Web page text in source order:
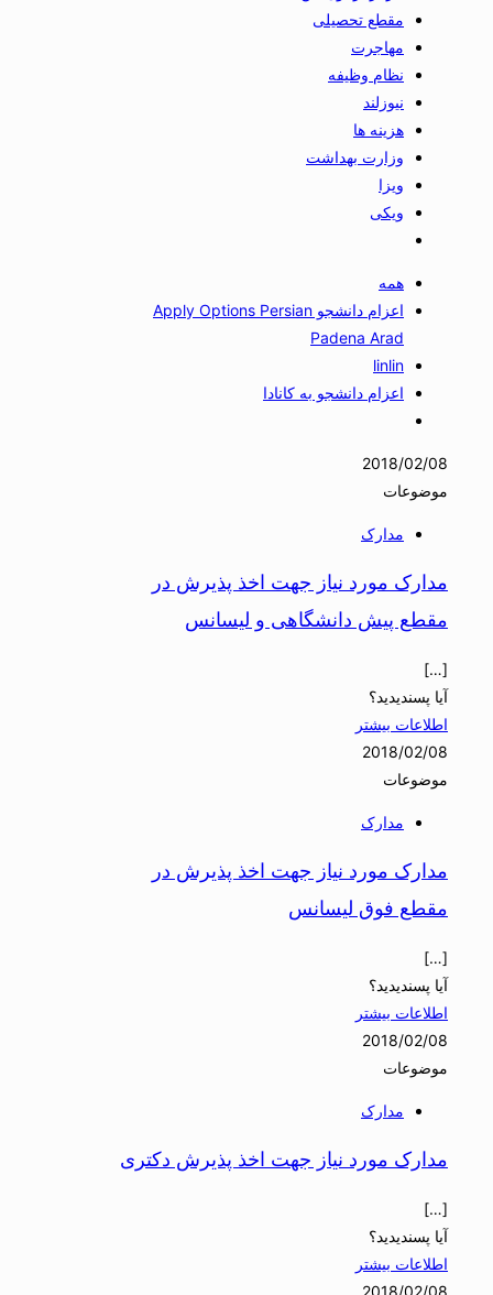
مقطع تحصیلی
مهاجرت
نظام وظیفه
نیوزلند
هزینه ها
وزارت بهداشت
ویزا
ویکی
همه
اعزام دانشجو Apply Options Persian
Padena Arad
linlin
اعزام دانشجو به کانادا
2018/02/08
موضوعات
مدارک
مدارک مورد نیاز جهت اخذ پذیرش در
مقطع پیش دانشگاهی و لیسانس
[…]
آیا پسندیدید؟
اطلاعات بیشتر
2018/02/08
موضوعات
مدارک
مدارک مورد نیاز جهت اخذ پذیرش در
مقطع فوق لیسانس
[…]
آیا پسندیدید؟
اطلاعات بیشتر
2018/02/08
موضوعات
مدارک
مدارک مورد نیاز جهت اخذ پذیرش دکتری
[…]
آیا پسندیدید؟
اطلاعات بیشتر
2018/02/08